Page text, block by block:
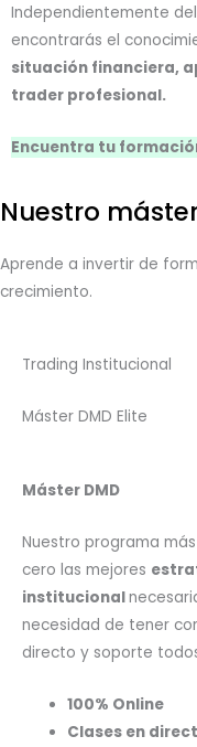
Independientemente
encontrarás el
situación financiera,
trader profesional.
Encuentra tu
Nuestro
Aprende a invertir de
crecimiento.
Trading Institucional
Máster DMD Elite
Máster DMD
Nuestro programa
cero las mejores
institucional
necesidad de tener
directo y soporte
100% Online
Clases en